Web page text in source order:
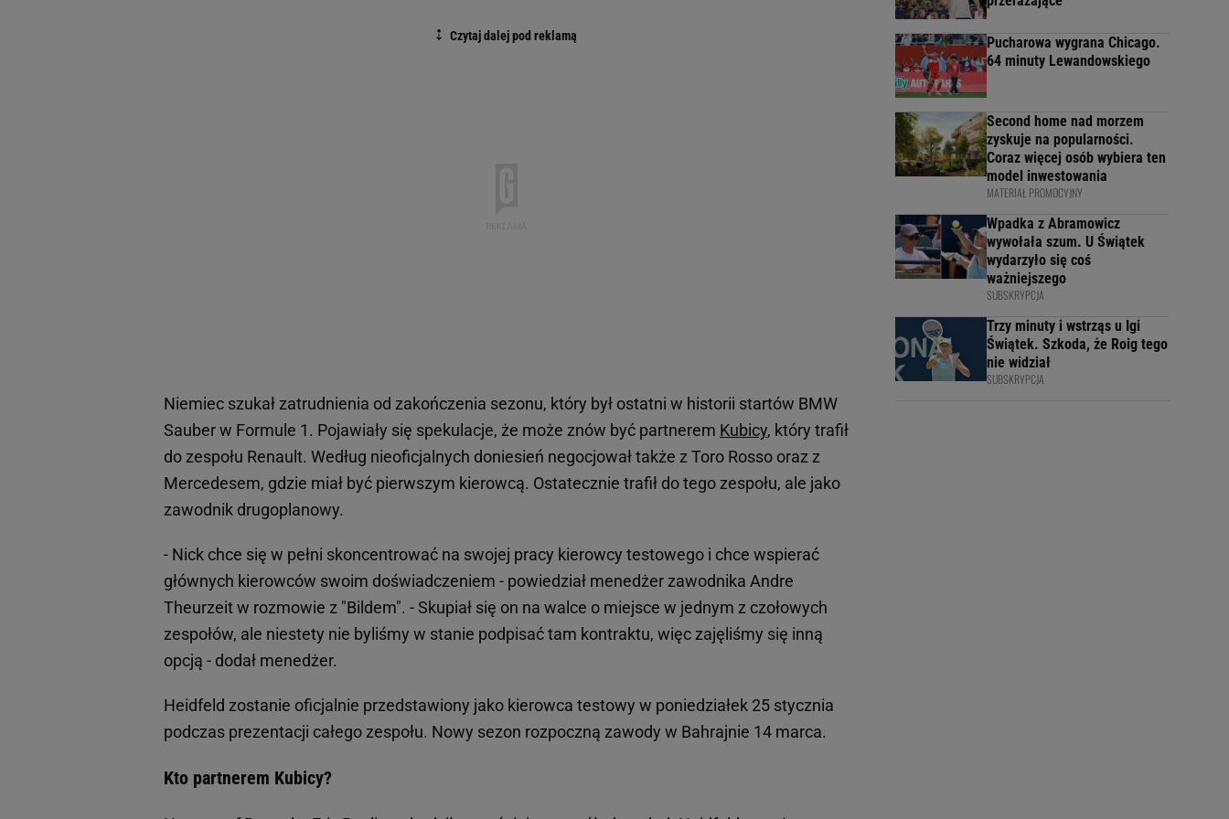
Niemiec szukał zatrudnienia od zakończenia sezonu, który był ostatni w historii startów BMW
Sauber w Formule 1. Pojawiały się spekulacje, że może znów być partnerem Kubicy, który trafił
do zespołu Renault. Według nieoficjalnych doniesień negocjował także z Toro Rosso oraz z
Mercedesem, gdzie miał być pierwszym kierowcą. Ostatecznie trafił do tego zespołu, ale jako
zawodnik drugoplanowy.
- Nick chce się w pełni skoncentrować na swojej pracy kierowcy testowego i chce wspierać
głównych kierowców swoim doświadczeniem - powiedział menedżer zawodnika Andre
Theurzeit w rozmowie z "Bildem". - Skupiał się on na walce o miejsce w jednym z czołowych
zespołów, ale niestety nie byliśmy w stanie podpisać tam kontraktu, więc zajęliśmy się inną
opcją - dodał menedżer.
Heidfeld zostanie oficjalnie przedstawiony jako kierowca testowy w poniedziałek 25 stycznia
podczas prezentacji całego zespołu. Nowy sezon rozpoczną zawody w Bahrajnie 14 marca.
Kto partnerem Kubicy?
Pucharowa wygrana Chicago.
64 minuty Lewandowskiego
Second home nad morzem
zyskuje na popularności.
Coraz więcej osób wybiera ten
model inwestowania
MATERIAŁ PROMOCYJNY
Wpadka z Abramowicz
wywołała szum. U Świątek
wydarzyło się coś
ważniejszego
SUBSKRYPCJA
Trzy minuty i wstrząs u Igi
Świątek. Szkoda, że Roig tego
nie widział
SUBSKRYPCJA